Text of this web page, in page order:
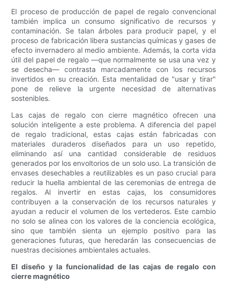
El proceso de producción de papel de regalo convencional
también implica un consumo significativo de recursos y
contaminación. Se talan árboles para producir papel, y el
proceso de fabricación libera sustancias químicas y gases de
efecto invernadero al medio ambiente. Además, la corta vida
útil del papel de regalo —que normalmente se usa una vez y
se desecha— contrasta marcadamente con los recursos
invertidos en su creación. Esta mentalidad de "usar y tirar"
pone de relieve la urgente necesidad de alternativas
sostenibles.
Las cajas de regalo con cierre magnético ofrecen una
solución inteligente a este problema. A diferencia del papel
de regalo tradicional, estas cajas están fabricadas con
materiales duraderos diseñados para un uso repetido,
eliminando así una cantidad considerable de residuos
generados por los envoltorios de un solo uso. La transición de
envases desechables a reutilizables es un paso crucial para
reducir la huella ambiental de las ceremonias de entrega de
regalos. Al invertir en estas cajas, los consumidores
contribuyen a la conservación de los recursos naturales y
ayudan a reducir el volumen de los vertederos. Este cambio
no solo se alinea con los valores de la conciencia ecológica,
sino que también sienta un ejemplo positivo para las
generaciones futuras, que heredarán las consecuencias de
nuestras decisiones ambientales actuales.
El diseño y la funcionalidad de las cajas de regalo con
cierre magnético